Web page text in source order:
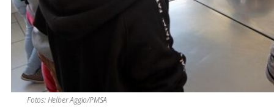
Fotos: Helber Aggio/PMSA